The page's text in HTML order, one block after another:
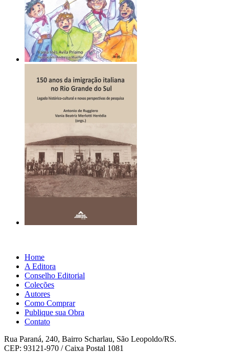
Home
A Editora
Conselho Editorial
Coleções
Autores
Como Comprar
Publique sua Obra
Contato
Rua Paraná, 240, Bairro Scharlau, São Leopoldo/RS.
CEP: 93121-970 / Caixa Postal 1081